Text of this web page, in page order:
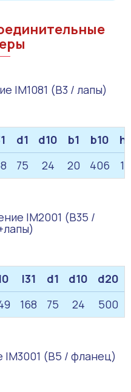
IM1081 (B3 / лапы)
d1 d10 b1 b10
h1
75 24 20 406 12
IM2001 (B35 /
l31 d1 d10 d20
168 75 24 500
(B5 / фланец)